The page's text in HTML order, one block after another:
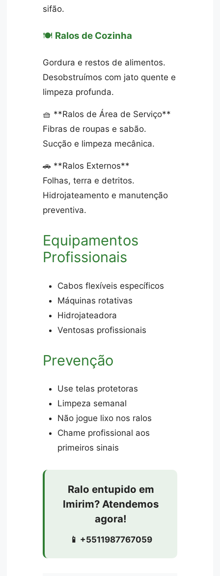
sifão.
🍽️ Ralos de Cozinha
Gordura e restos de alimentos.
Desobstruímos com jato quente e
limpeza profunda.
🧺 **Ralos de Área de Serviço**
Fibras de roupas e sabão.
Sucção e limpeza mecânica.
🚗 **Ralos Externos**
Folhas, terra e detritos.
Hidrojateamento e manutenção
preventiva.
Equipamentos
Profissionais
Cabos flexíveis específicos
Máquinas rotativas
Hidrojateadora
Ventosas profissionais
Prevenção
Use telas protetoras
Limpeza semanal
Não jogue lixo nos ralos
Chame profissional aos
primeiros sinais
Ralo entupido em
Imirim? Atendemos
agora!
📱 +5511987767059